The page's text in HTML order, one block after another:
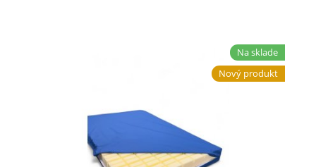
Na sklade
Nový produkt